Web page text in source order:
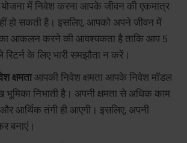
में निवेश करना आपके जीवन की एकमात्र
हो सकती है। इसलिए, आपको अपने जीवन में
का आकलन करने की आवश्यकता है ताकि आप 5
रिटर्न के लिए भारी समझौता न करें।
क्षमताआपकी निवेश क्षमता आपके निवेश मॉडल
निभाती है। अपनी क्षमता से अधिक काम
आर्थिक तंगी ही आएगी। इसलिए, अपनी
बनाएं।